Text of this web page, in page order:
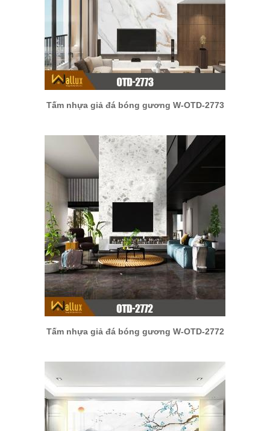
Tấm nhựa giả đá bóng gương W-OTD-2773
Tấm nhựa giả đá bóng gương W-OTD-2772